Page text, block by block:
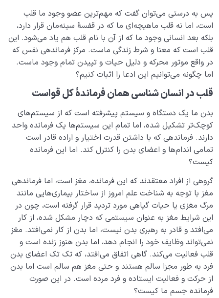
شباهت با امام چیست؟ چه‌موقع به ضرورت شباهت با امام
می‌رسیم؟
راه تقرب و نزدیکی به خدا چیست و این مسیر را چگونه باید
طی کرد؟
پاسخ به یک سؤال پرتکرار؛ چرا باید تقلید کنیم؟!
نسبت دنیا به آخرت 0/24
سنّت‌های الهی
مرگ یا تولد؟
دنیا؛ باشگاه انسان‌سازی 0/8
چگونه انسان شویم؟
پس به درستی می‌توان گفت که مهم‌ترین عضو وجود ما قلب
است، اما نه قلب ماهیچه‌ای ما که در قفسۀ سینه‌مان قرار دارد،
بلکه بعد انسانی وجود ما که از آن با نام قلب هم یاد می‌شود. این
قلب است که معنا و شرط زندگی ماست. مرکز فرماندهی نفس که
در واقع موتور محرکه و دلیل حیات و تپیدن تمام وجود ماست.
اما چگونه می‌توانیم این ادعا را اثبات کنیم؟
قلب در انسان شناسی همان فرماندۀ کل قواست
بدن ما یک دستگاه و سیستم پیشرفته است که از سیستم‌های
کوچک‌تر تشکیل شده، اما تمام این سیستم‌ها یک فرمانده واحد
دارند. فرماندهی که با داشتن قدرت اختیار و اراده قادر است
تمامی اندام‌ها و اعضای بدن را کنترل کند. اما این فرمانده
کیست؟
گروهی از افراد معتقدند که این فرمانده، مغز است، اما فرماندهی
مغز با توجه به شناخت علم امروز از ساختار بیماری‌هایی مانند
مرگ مغزی یا حیات گیاهی مورد تردید قرار گرفته است، چون در
این شرایط مغز به عنوان سیستمی که دچار مشکل شده، از کار
می‌افتد و قادر به رهبری بدن نیست، اما بدن از کار نمی‌افتد. مغز
نمی‌تواند وظایف خود را انجام دهد، اما بدن هنوز زنده است و
قلب فعالیت می‌کند. گاهی اتفاق می‌افتد، که تک تک اعضای بدن
فرد به طور مجزا سالم هستند و حتی مغز هم سالم است اما بدن
از حرکت و فعالیت ایستاده و فرد مرده است. در این صورت
فرمانده جسم ما کیست؟